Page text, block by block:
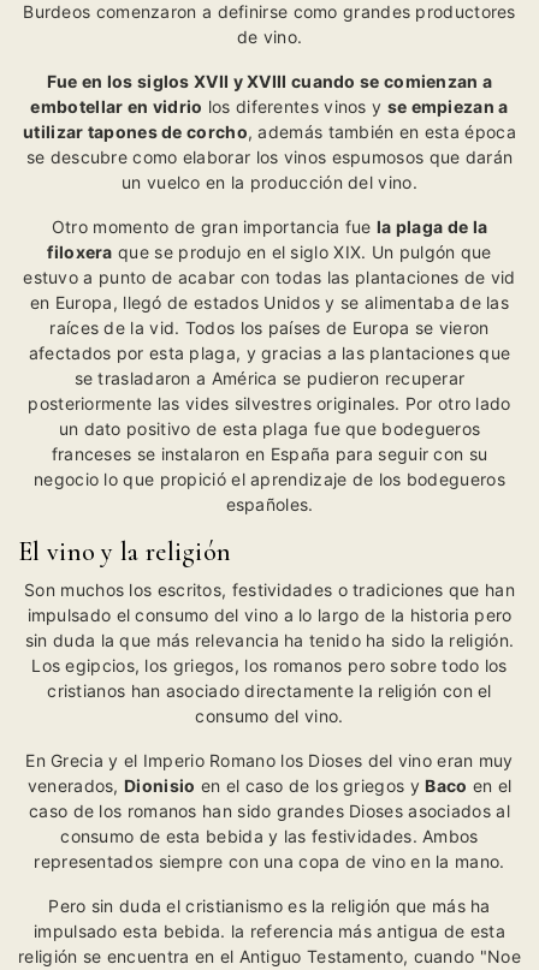
Burdeos comenzaron a definirse como grandes productores
de vino.
Fue en los siglos XVII y XVIII cuando se comienzan a
embotellar en vidrio los diferentes vinos y se empiezan a
utilizar tapones de corcho, además también en esta época
se descubre como elaborar los vinos espumosos que darán
un vuelco en la producción del vino.
Otro momento de gran importancia fue la plaga de la
filoxera que se produjo en el siglo XIX. Un pulgón que
estuvo a punto de acabar con todas las plantaciones de vid
en Europa, llegó de estados Unidos y se alimentaba de las
raíces de la vid. Todos los países de Europa se vieron
afectados por esta plaga, y gracias a las plantaciones que
se trasladaron a América se pudieron recuperar
posteriormente las vides silvestres originales. Por otro lado
un dato positivo de esta plaga fue que bodegueros
franceses se instalaron en España para seguir con su
negocio lo que propició el aprendizaje de los bodegueros
españoles.
El vino y la religión
Son muchos los escritos, festividades o tradiciones que han
impulsado el consumo del vino a lo largo de la historia pero
sin duda la que más relevancia ha tenido ha sido la religión.
Los egipcios, los griegos, los romanos pero sobre todo los
cristianos han asociado directamente la religión con el
consumo del vino.
En Grecia y el Imperio Romano los Dioses del vino eran muy
venerados, Dionisio en el caso de los griegos y Baco en el
caso de los romanos han sido grandes Dioses asociados al
consumo de esta bebida y las festividades. Ambos
representados siempre con una copa de vino en la mano.
Pero sin duda el cristianismo es la religión que más ha
impulsado esta bebida. la referencia más antigua de esta
religión se encuentra en el Antiguo Testamento, cuando "Noe